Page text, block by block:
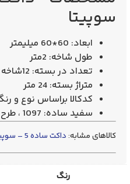
سوپیتا
ابعاد: 60*60 میلیمتر
طول شاخه: 2متر
تعداد در بسته: 12شاخه
متراژ بسته: 24 متر
کدکالا براساس نوع و
سفید ساده: 1097 ، طرح چوب ساده: W1097
کالاهای مشابه: داکت ساده 5 – سوپیتا
رنگ